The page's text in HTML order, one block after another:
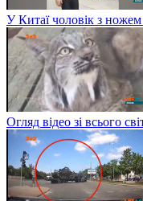
У Китаї чоловік з
Огляд відео зі всього